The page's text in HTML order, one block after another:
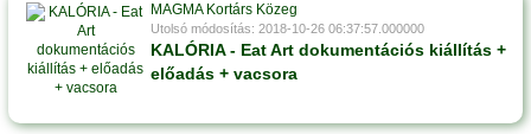
MAGMA Kortárs Közeg
Utolsó módosítás: 2018-10-26 06:37:57.000000
KALÓRIA - Eat Art dokumentációs kiállítás +
előadás + vacsora